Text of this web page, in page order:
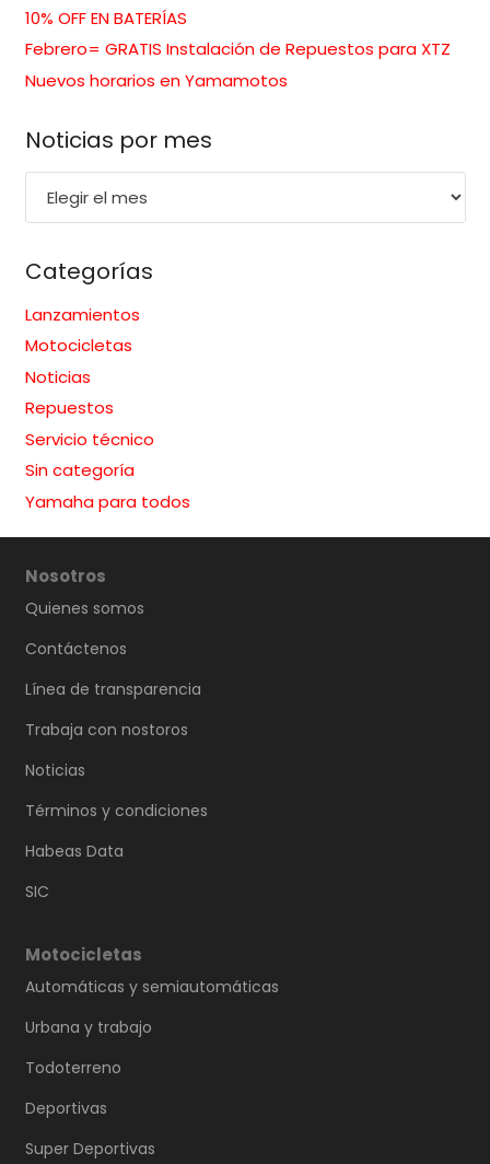
10% OFF EN BATERÍAS
Febrero= GRATIS Instalación de Repuestos para XTZ
Nuevos horarios en Yamamotos
Noticias por mes
Categorías
Lanzamientos
Motocicletas
Noticias
Repuestos
Servicio técnico
Sin categoría
Yamaha para todos
Nosotros
Quienes somos
Contáctenos
Línea de transparencia
Trabaja con nostoros
Noticias
Términos y condiciones
Habeas Data
SIC
Motocicletas
Automáticas y semiautomáticas
Urbana y trabajo
Todoterreno
Deportivas
Super Deportivas